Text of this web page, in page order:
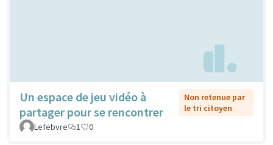
Un espace de jeu vidéo à
partager pour se rencontrer
Non retenue par
le tri citoyen
Lefebvre
1 0